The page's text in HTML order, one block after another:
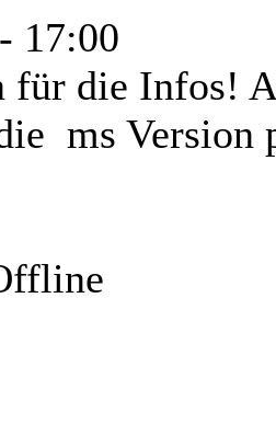
17:00
für die Infos!
ms Version